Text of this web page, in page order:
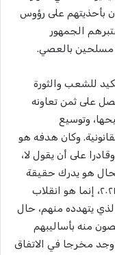
بأحذيتهم على رؤوس
الجمهور
مسلحين بالعصي.
للشعب والثورة
على ثمن تعاونه
وتوسيع
وكان هدفه هو
على أن يقول لا،
هو يدرك حقيقة
كون انقلاب الخامس والعشرين من أكتوبر ٢٠٢١، إنما هو انقلاب
يتهدده منهم، حال
منه بأساليبهم
وجد مخرجا في الاتفاق